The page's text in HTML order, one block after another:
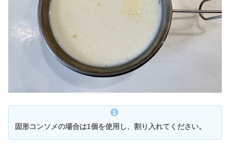
固形コンソメの場合は1個を使用し、割り入れてください。